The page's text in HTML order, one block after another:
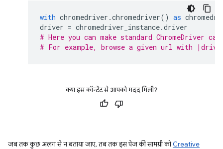
with chromedriver .chromedriver() as
driver = chromedriver_instance.driver
# Here you can make standard ChromeDriver
# For example, browse a given url with
क्या इस कॉन्टेंट से आपको मदद मिली?
जब तक कुछ अलग से न बताया जाए, तब तक इस पेज की सामग्री कोCreative